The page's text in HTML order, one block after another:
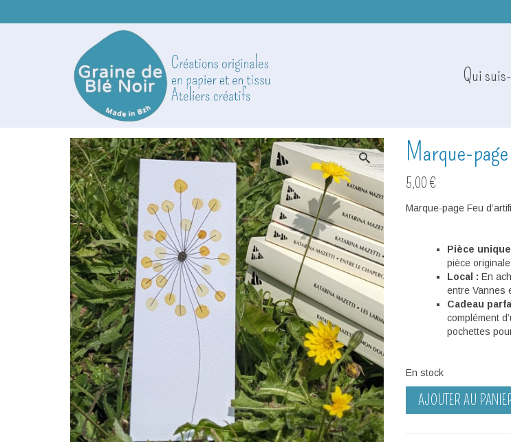
Qui
Marque-
5,00 €
Marque-page Feu
Pièce
pièce
Local : En
entre Vannes
Cadeau
complément
pochettes
En stock
quantité
AJOUTER AU